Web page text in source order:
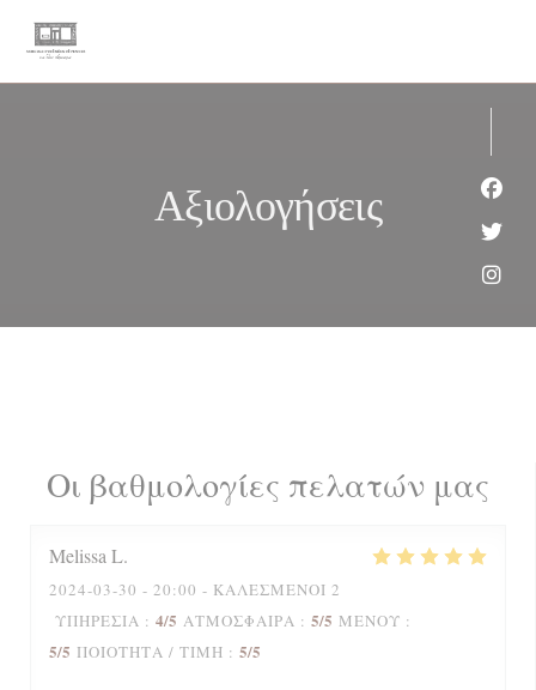
Αξιολογήσεις
Οι βαθμολογίες πελατών μας
MelissaL
2024-03-30 - 20:00 - ΚΑΛΕΣΜΈΝΟΙ 2
ΥΠΗΡΕΣΊΑ : 4/5 ΑΤΜΌΣΦΑΙΡΑ : 5/5 ΜΕΝΟΎ :
5/5 ΠΟΙΌΤΗΤΑ / ΤΙΜΉ : 5/5